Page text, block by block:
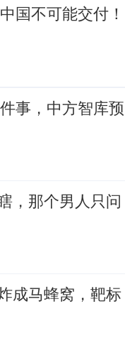
国不可能交付！
事，中方智库预
，那个男人只问
成马蜂窝，靶标